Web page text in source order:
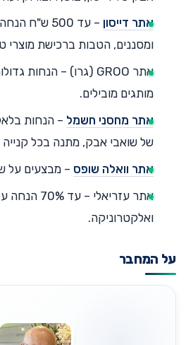
אתר דייסון
– עד 500
ומסננים, הטבות ברכישת מוצרי
אתר GROO (גרו)
– הנחות
מותגים מובילים.
אתר מחסני חשמל – הנחות
של שואבי אבק, מתנה בכל קנייה
אתר וואלה שופס – מבצעים על
אתר עזריאלי –
ואלקטרוניקה.
על המחבר